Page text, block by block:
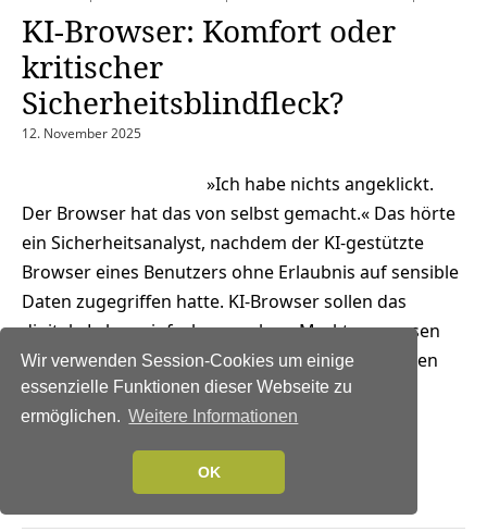
Wir verwenden Session-Cookies um einige
essenzielle Funktionen dieser Webseite zu
ermöglichen. Weitere Informationen
OK
KI-Browser: Komfort oder
kritischer
Sicherheitsblindfleck?
12. November 2025
»Ich habe nichts angeklickt.
Der Browser hat das von selbst gemacht.« Das hörte
ein Sicherheitsanalyst, nachdem der KI-gestützte
Browser eines Benutzers ohne Erlaubnis auf sensible
Daten zugegriffen hatte. KI-Browser sollen das
digitale Leben einfacher machen. Marktprognosen
zeigen, dass sie schnell wachsen – von 4 Milliarden
US-Dollar im Jahr 2024 auf fast 77 Milliarden US-
Dollar im…